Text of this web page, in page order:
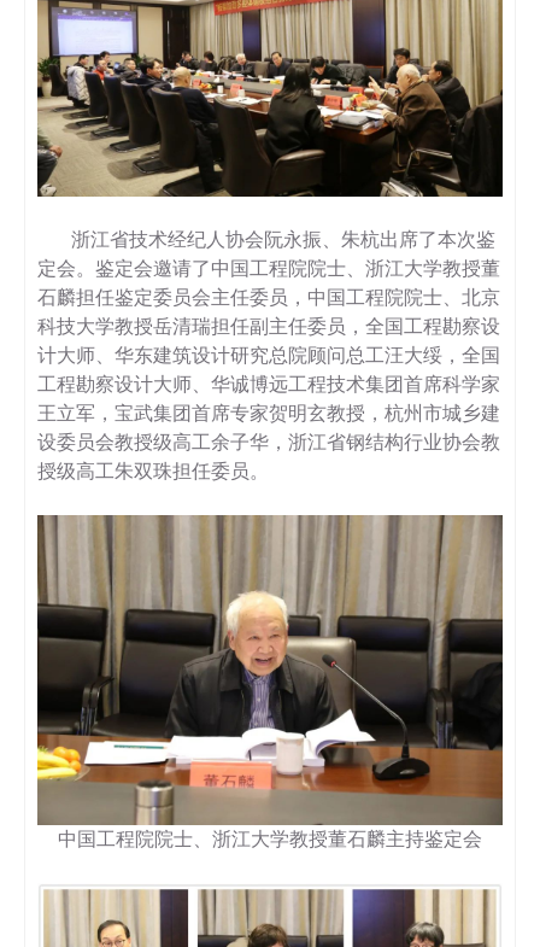
浙江省技术经纪人协会阮永振、朱杭出席了本次鉴
定会。鉴定会邀请了中国工程院院士、浙江大学教授董
石麟担任鉴定委员会主任委员，中国工程院院士、北京
科技大学教授岳清瑞担任副主任委员，全国工程勘察设
计大师、华东建筑设计研究总院顾问总工汪大绥，全国
工程勘察设计大师、华诚博远工程技术集团首席科学家
王立军，宝武集团首席专家贺明玄教授，杭州市城乡建
设委员会教授级高工余子华，浙江省钢结构行业协会教
授级高工朱双珠担任委员。
中国工程院院士、浙江大学教授董石麟主持鉴定会